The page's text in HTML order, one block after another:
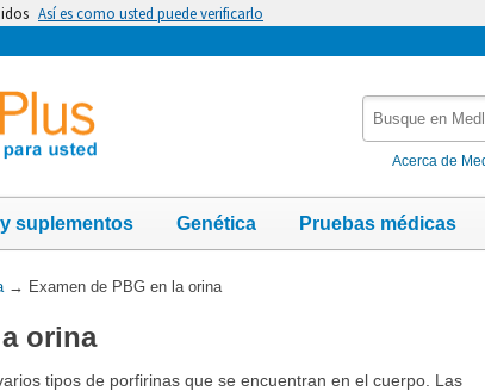
Así es como usted puede verificarlo
MedlinePlus
Acerca de
suplementos Genética Pruebas médicas
→ Examen de PBG en la orina
orina
tipos de porfirinas que se encuentran en el cuerpo. Las